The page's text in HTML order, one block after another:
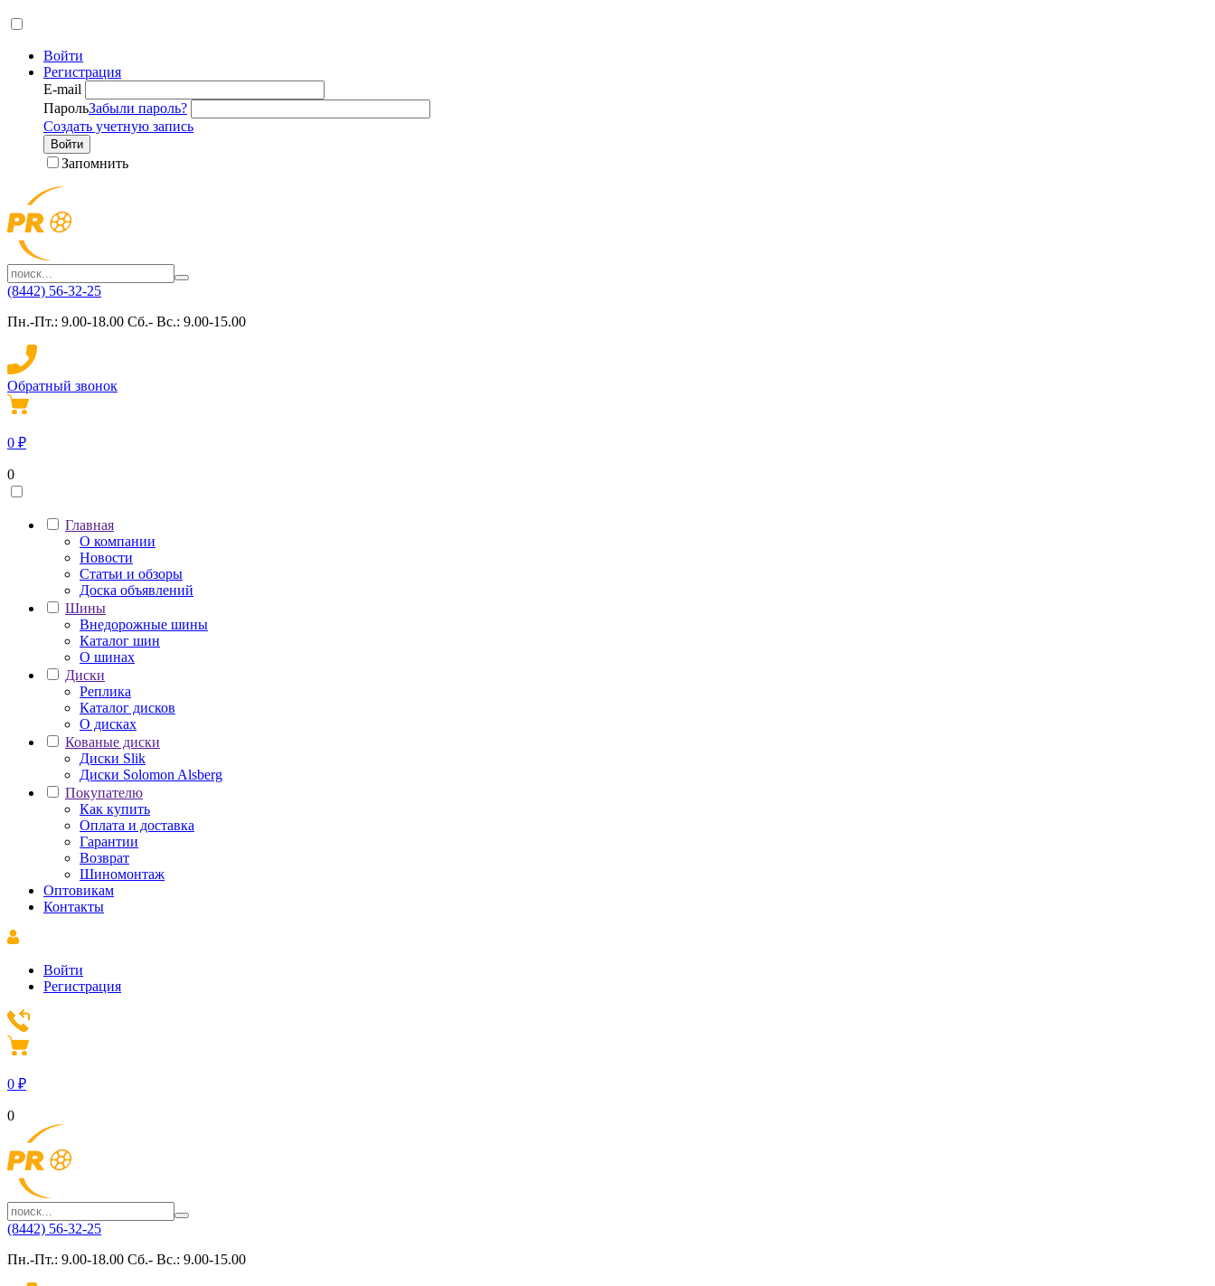
Войти
Регистрация
E-mail
ПарольЗабыли пароль?
Создать учетную запись
Войти
Запомнить
(8442) 56-32-25
Пн.-Пт.: 9.00-18.00 Сб.- Вс.: 9.00-15.00
Обратный звонок
0 ₽
0
Главная
О компании
Новости
Статьи и обзоры
Доска объявлений
Шины
Внедорожные шины
Каталог шин
О шинах
Диски
Реплика
Каталог дисков
О дисках
Кованые диски
Диски Slik
Диски Solomon Alsberg
Покупателю
Как купить
Оплата и доставка
Гарантии
Возврат
Шиномонтаж
Оптовикам
Контакты
Войти
Регистрация
0 ₽
0
(8442) 56-32-25
Пн.-Пт.: 9.00-18.00 Сб.- Вс.: 9.00-15.00